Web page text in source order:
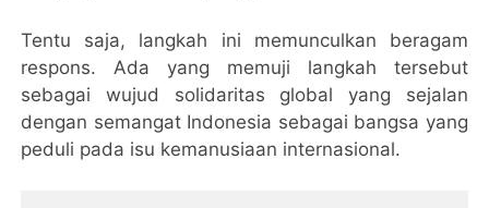
Tentu saja, langkah ini memunculkan beragam
respons. Ada yang memuji langkah tersebut
sebagai wujud solidaritas global yang sejalan
dengan semangat Indonesia sebagai bangsa yang
peduli pada isu kemanusiaan internasional.